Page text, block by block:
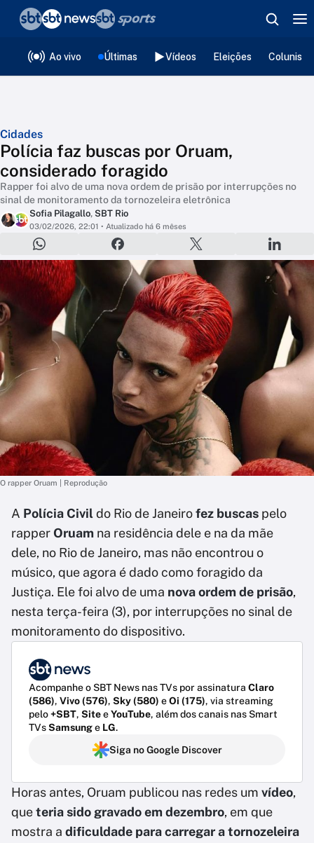
Ao vivo Últimas Vídeos Eleições
Cidades
Polícia faz buscas por Oruam,
considerado foragido
Rapper foi alvo de uma nova ordem de prisão por interrupções no
sinal de monitoramento da tornozeleira eletrônica
Sofia Pilagallo, SBT Rio
03/02/2026, 22:01 • Atualizado há 6 mêses
O rapper Oruam | Reprodução
A Polícia Civildo Rio de Janeirofez buscas pelo
rapperOruam na residência dele e na da mãe
dele, no Rio de Janeiro, mas não encontrou o
músico, que agora é dado como foragido da
Justiça. Ele foi alvo de uma nova ordem de prisão,
nesta terça-feira (3), por interrupções no sinal de
monitoramento do dispositivo.
Acompanhe o SBT News nas TVs por assinatura Claro
(586), Vivo (576), Sky (580) eOi (175), via streaming
pelo+SBT, SiteeYouTube, além dos canais nas Smart
TVsSamsunge LG.
Siga no Google Discover
Horas antes, Oruam publicou nas redes um vídeo,
queteria sido gravado em dezembro, em que
mostra a dificuldade para carregar a tornozeleira
❮voltar
Editorias